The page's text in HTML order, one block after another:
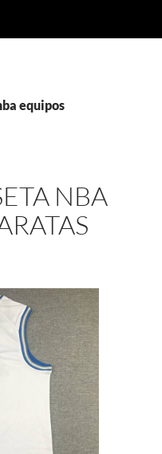
equipos
NBA